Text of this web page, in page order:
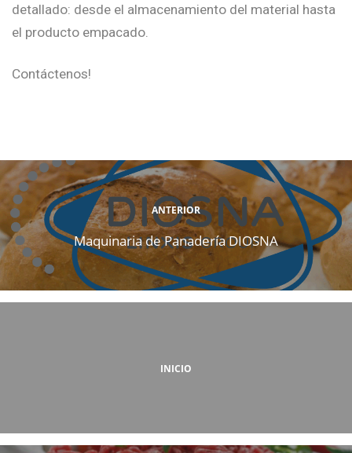
detallado: desde el almacenamiento del material hasta
el producto empacado.
Contáctenos!
ANTERIOR
Maquinaria de Panadería DIOSNA
INICIO